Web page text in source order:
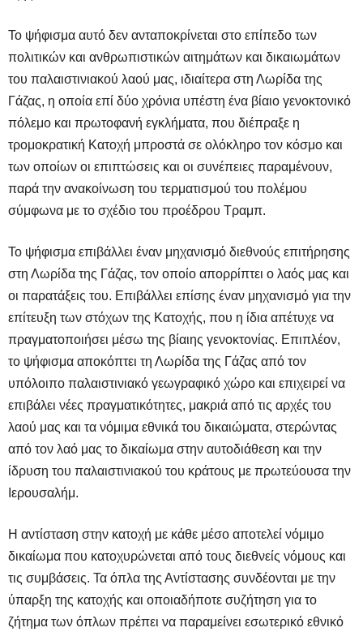
Το ψήφισμα αυτό δεν ανταποκρίνεται στο επίπεδο των
πολιτικών και ανθρωπιστικών αιτημάτων και δικαιωμάτων
του παλαιστινιακού λαού μας, ιδιαίτερα στη Λωρίδα της
Γάζας, η οποία επί δύο χρόνια υπέστη ένα βίαιο γενοκτονικό
πόλεμο και πρωτοφανή εγκλήματα, που διέπραξε η
τρομοκρατική Κατοχή μπροστά σε ολόκληρο τον κόσμο και
των οποίων οι επιπτώσεις και οι συνέπειες παραμένουν,
παρά την ανακοίνωση του τερματισμού του πολέμου
σύμφωνα με το σχέδιο του προέδρου Τραμπ.
Το ψήφισμα επιβάλλει έναν μηχανισμό διεθνούς επιτήρησης
στη Λωρίδα της Γάζας, τον οποίο απορρίπτει ο λαός μας και
οι παρατάξεις του. Επιβάλλει επίσης έναν μηχανισμό για την
επίτευξη των στόχων της Κατοχής, που η ίδια απέτυχε να
πραγματοποιήσει μέσω της βίαιης γενοκτονίας. Επιπλέον,
το ψήφισμα αποκόπτει τη Λωρίδα της Γάζας από τον
υπόλοιπο παλαιστινιακό γεωγραφικό χώρο και επιχειρεί να
επιβάλει νέες πραγματικότητες, μακριά από τις αρχές του
λαού μας και τα νόμιμα εθνικά του δικαιώματα, στερώντας
από τον λαό μας το δικαίωμα στην αυτοδιάθεση και την
ίδρυση του παλαιστινιακού του κράτους με πρωτεύουσα την
Ιερουσαλήμ.
Η αντίσταση στην κατοχή με κάθε μέσο αποτελεί νόμιμο
δικαίωμα που κατοχυρώνεται από τους διεθνείς νόμους και
τις συμβάσεις. Τα όπλα της Αντίστασης συνδέονται με την
ύπαρξη της κατοχής και οποιαδήποτε συζήτηση για το
ζήτημα των όπλων πρέπει να παραμείνει εσωτερικό εθνικό